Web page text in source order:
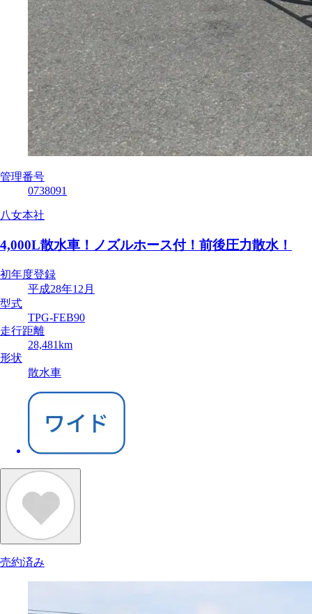
管理番号
0738091
八女本社
4,000L散水車！ノズルホース付！前後圧力散水！
初年度登録
平成28年12月
型式
TPG-FEB90
走行距離
28,481km
形状
散水車
売約済み